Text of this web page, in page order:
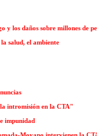
y los daños sobre millones de
salud, el ambiente
intromisión en la CTA"
impunidad